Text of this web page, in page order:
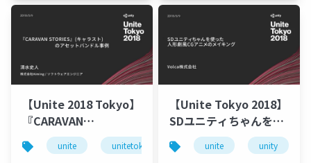
【Unite 2018 Tokyo】
『CARAVAN
STORIES』のアセット
バンドル事例
unite unitetokyo unitetokyo2018
【Unite Tokyo 2018】
SDユニティちゃんを使
った人形劇風CGアニメ
のメイキング
unite unity